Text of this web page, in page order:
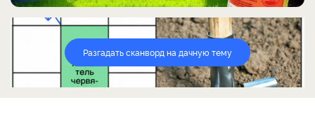
Разгадать сканворд на дачную тему